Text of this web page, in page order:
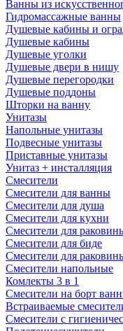
Ванны из
Гидромассажные ванны
Душевые кабины и
Душевые кабины
Душевые уголки
Душевые двери в нишу
Душевые перегородки
Душевые поддоны
Шторки на ванну
Унитазы
Напольные унитазы
Подвесные унитазы
Приставные унитазы
Унитаз + инсталляция
Смесители
Смесители для ванны
Смесители для душа
Смесители для кухни
Смесители для
Смесители для биде
Смесители для
Смесители напольные
Комлекты 3 в 1
Смесители на борт
Встраиваемые
Смесители с